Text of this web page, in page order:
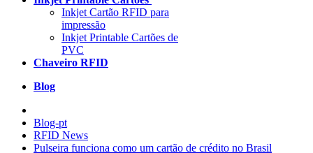
Inkjet Cartão RFID para
impressão
Inkjet Printable Cartões de
PVC
Chaveiro RFID
Blog
Blog-pt
RFID News
Pulseira funciona como um cartão de crédito no Brasil